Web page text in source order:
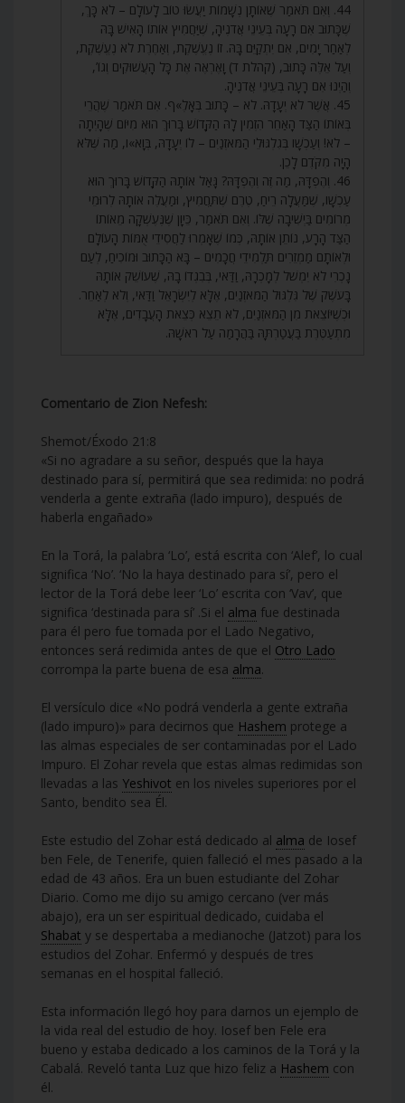
44. וְאִם תֹּאמַר שֶׁאוֹתָן נְשָׁמוֹת יַעֲשׂוּ טוֹב לָעוֹלָם – לֹא כָּךְ,
שֶׁכָּתוּב אִם רָעָה בְּעֵינֵי אֲדֹנֶיהָ, שֶׁיַּחֲמִיץ אוֹתוֹ הָאִישׁ בָּהּ
לְאַחַר יָמִים, אִם יִתְקַיֵּם בָּהּ. זוֹ נֶעֱשֶׁקֶת, וְאַחֶרֶת לֹא נֶעֱשֶׁקֶת,
וְעַל אֵלֶּה כָּתוּב, (קהלת ד) וָאֶרְאֶה אֶת כָּל הָעֲשׁוּקִים וְגוֹ’,
וְהַיְנוּ אִם רָעָה בְּעֵינֵי אֲדֹנֶיהָ.
45. אֲשֶׁר לֹא יְעָדָהּ. לֹא – כָּתוּב בְּאָלֶ»ף. אִם תֹּאמַר שֶׁהֲרֵי
בְּאוֹתוֹ הַצַּד הָאַחֵר הִזְמִין לָהּ הַקָּדוֹשׁ בָּרוּךְ הוּא מִיּוֹם שֶׁהָיְתָה
– לֹא! וְעַכְשָׁו בְּגִלְגּוּלֵי הַמֹּאזְנַיִם – לוֹ יְעָדָהּ, בְּוָא»ו, מַה שֶּׁלֹּא
הָיָה מִקֹּדֶם לָכֵן.
46. וְהֶפְדָּהּ, מַה זֶּה וְהֶפְדָּהּ? גָּאַל אוֹתָהּ הַקָּדוֹשׁ בָּרוּךְ הוּא
עַכְשָׁו, שֶׁמַּעֲלָה רֵיחַ, טֶרֶם שֶׁתַּחֲמִיץ, וּמַעֲלֶה אוֹתָהּ לְרוּמֵי
מְרוֹמִים בַּיְשִׁיבָה שֶׁלּוֹ. וְאִם תֹּאמַר, כֵּיוָן שֶׁנֶּעֶשְׁקָה מֵאוֹתוֹ
הַצַּד הָרָע, נוֹתֵן אוֹתָהּ, כְּמוֹ שֶׁאָמְרוּ לַחֲסִידֵי אֻמּוֹת הָעוֹלָם
וּלְאוֹתָם מַמְזֵרִים תַּלְמִידֵי חֲכָמִים – בָּא הַכָּתוּב וּמוֹכִיחַ, לְעַם
נָכְרִי לֹא יִמְשֹׁל לְמָכְרָהּ, וַדַּאי, בְּבִגְדוֹ בָהּ, שֶׁעוֹשֵׁק אוֹתָהּ
בָּעֹשֶׁק שֶׁל גִּלְגּוּל הַמֹּאזְנַיִם, אֶלָּא לְיִשְׂרָאֵל וַדַּאי, וְלֹא לְאַחֵר.
וּכְשֶׁיּוֹצֵאת מִן הַמֹּאזְנַיִם, לֹא תֵצֵא כְּצֵאת הָעֲבָדִים, אֶלָּא
מִתְעַטֶּרֶת בַּעֲטַרְתָּהּ בַּהֲרָמַה עַל רֹאשָׁהּ.
Comentario de Zion Nefesh:
Shemot/Éxodo 21:8
«Si no agradare a su señor, después que la haya
destinado para sí, permitirá que sea redimida: no podrá
venderla a gente extraña (lado impuro), después de
haberla engañado»
En la Torá, la palabra ‘Lo’, está escrita con ‘Alef’, lo cual
significa ‘No’. ‘No la haya destinado para sí’, pero el
lector de la Torá debe leer ‘Lo’ escrita con ‘Vav’, que
significa ‘destinada para sí’ .Si el alma fue destinada
para él pero fue tomada por el Lado Negativo,
entonces será redimida antes de que el Otro Lado
corrompa la parte buena de esa alma.
El versículo dice «No podrá venderla a gente extraña
(lado impuro)» para decirnos que Hashem protege a
las almas especiales de ser contaminadas por el Lado
Impuro. El Zohar revela que estas almas redimidas son
llevadas a las Yeshivot en los niveles superiores por el
Santo, bendito sea Él.
Este estudio del Zohar está dedicado al alma de Iosef
ben Fele, de Tenerife, quien falleció el mes pasado a la
edad de 43 años. Era un buen estudiante del Zohar
Diario. Como me dijo su amigo cercano (ver más
abajo), era un ser espiritual dedicado, cuidaba el
Shabat y se despertaba a medianoche (Jatzot) para los
estudios del Zohar. Enfermó y después de tres
semanas en el hospital falleció.
Esta información llegó hoy para darnos un ejemplo de
la vida real del estudio de hoy. Iosef ben Fele era
bueno y estaba dedicado a los caminos de la Torá y la
Cabalá. Reveló tanta Luz que hizo feliz a Hashem con
él.